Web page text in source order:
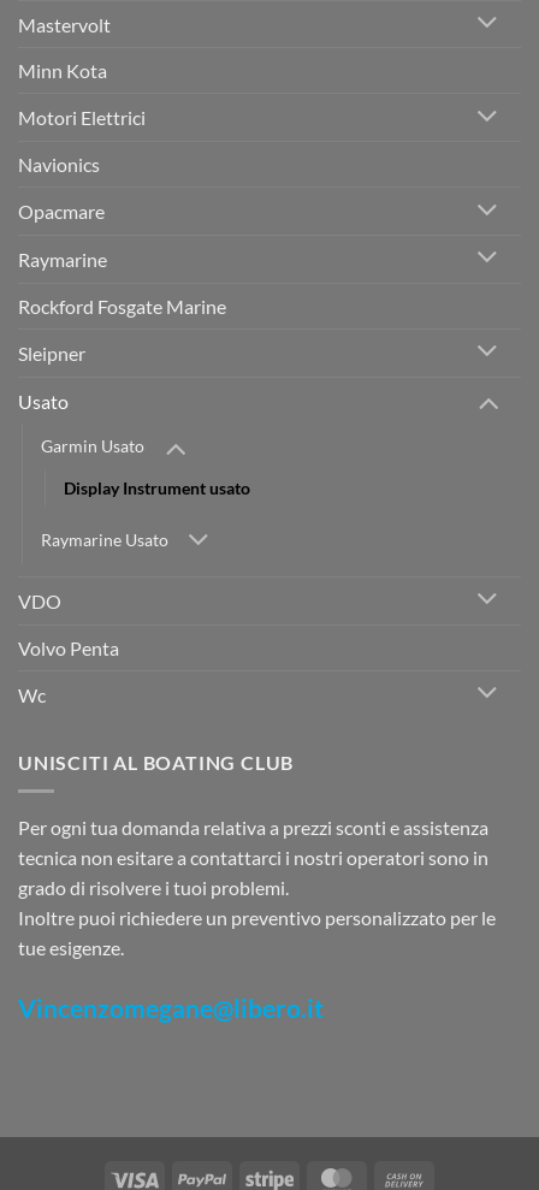
Mastervolt
Minn Kota
Motori Elettrici
Navionics
Opacmare
Raymarine
Rockford Fosgate Marine
Sleipner
Usato
Garmin Usato
Display Instrument usato
Raymarine Usato
VDO
Volvo Penta
Wc
UNISCITI AL BOATING CLUB
Per ogni tua domanda relativa a prezzi sconti e assistenza
tecnica non esitare a contattarci i nostri operatori sono in
grado di risolvere i tuoi problemi.
Inoltre puoi richiedere un preventivo personalizzato per le
tue esigenze.
Vincenzomegane@libero.it
Visa PayPal Stripe MasterCard